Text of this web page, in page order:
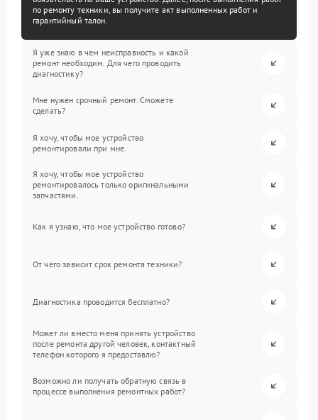
по ремонту техники, вы получите акт выполненных работ и
гарантийный талон.
Я уже знаю в чем неисправность и какой
ремонт необходим. Для чего проводить
диагностику?
Мне нужен срочный ремонт. Сможете
сделать?
Я хочу, чтобы мое устройство
ремонтировали при мне.
Я хочу, чтобы мое устройство
ремонтировалось только оригинальными
запчастями.
Как я узнаю, что мое устройство готово?
От чего зависит срок ремонта техники?
Диагностика проводится бесплатно?
Может ли вместо меня принять устройство
после ремонта другой человек, контактный
телефон которого я предоставлю?
Возможно ли получать обратную связь в
процессе выполнения ремонтных работ?